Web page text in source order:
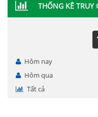
THỐNG KÊ TRUY
Hôm nay
Hôm qua
Tất cả